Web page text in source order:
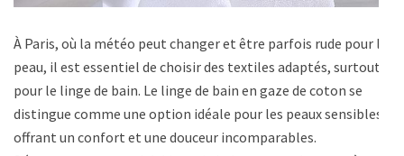
À Paris, où la météo peut changer et être parfois rude pour la
peau, il est essentiel de choisir des textiles adaptés, surtout
pour le linge de bain. Le linge de bain en gaze de coton se
distingue comme une option idéale pour les peaux sensibles,
offrant un confort et une douceur incomparables.